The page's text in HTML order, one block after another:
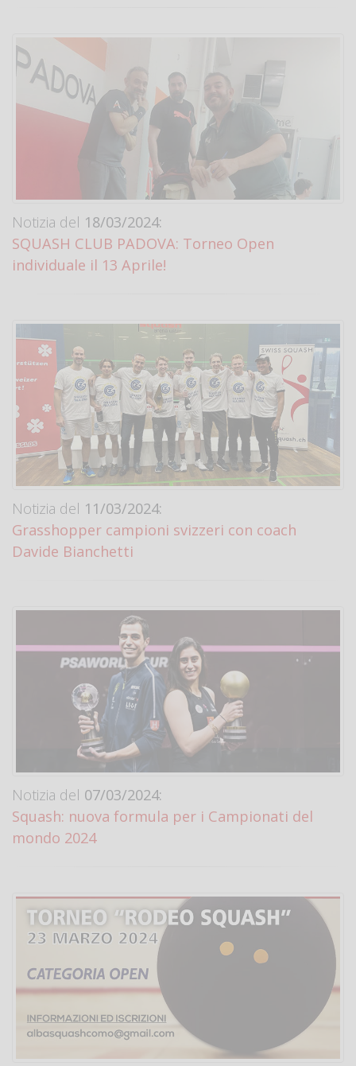
Notizia del 18/03/2024:
SQUASH CLUB PADOVA: Torneo Open
individuale il 13 Aprile!
Notizia del 11/03/2024:
Grasshopper campioni svizzeri con coach
Davide Bianchetti
Notizia del 07/03/2024:
Squash: nuova formula per i Campionati del
mondo 2024